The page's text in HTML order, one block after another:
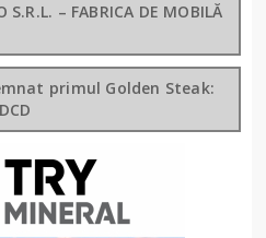
S.R.L. – FABRICA DE MOBILĂ
primul Golden Steak: